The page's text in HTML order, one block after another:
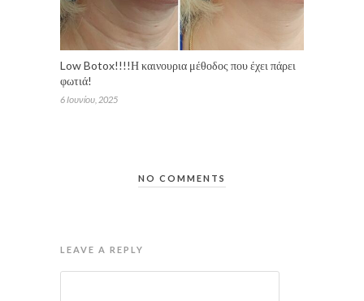
Low Botox!!!!Η καινουρια μέθοδος που έχει πάρει
φωτιά!
6 Ιουνίου, 2025
NO COMMENTS
LEAVE A REPLY